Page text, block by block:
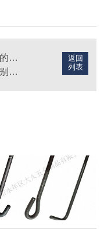
返回
列表
内六角螺栓和外六角螺栓的区别
双头螺栓与单头螺栓的区别及使用